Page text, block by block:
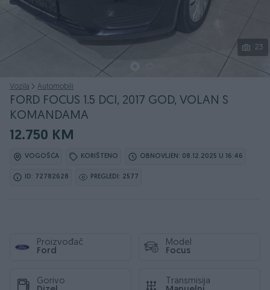
23
Vozila Automobili
FORD FOCUS 1.5 DCI, 2017 GOD, VOLAN S
KOMANDAMA
12.750 KM
VOGOŠĆA KORIŠTENO OBNOVLJEN: 08.12.2025 U 16:46
ID: 72782628 PREGLEDI: 2577
Proizvođač
Ford
Model
Focus
Gorivo
Transmisija